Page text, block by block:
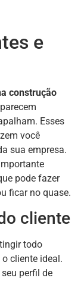
e
construção
Esses
você
sua empresa.
pode fazer
ficar no quase.
cliente
todo
cliente ideal.
perfil de